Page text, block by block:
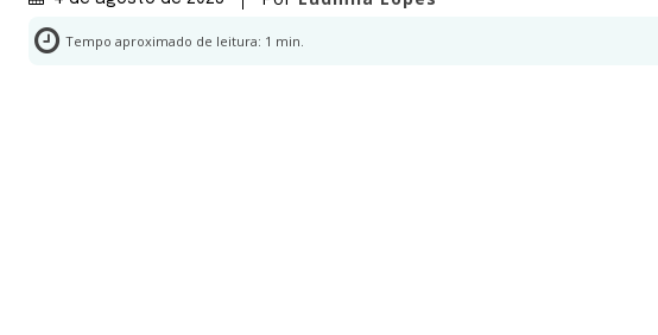
Tempo aproximado de leitura: 1 min.